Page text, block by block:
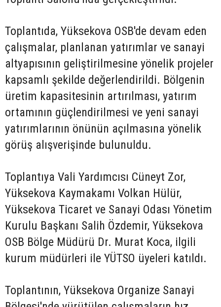
Toplantıda, Yüksekova OSB'de devam eden
çalışmalar, planlanan yatırımlar ve sanayi
altyapısının geliştirilmesine yönelik projeler
kapsamlı şekilde değerlendirildi. Bölgenin
üretim kapasitesinin artırılması, yatırım
ortamının güçlendirilmesi ve yeni sanayi
yatırımlarının önünün açılmasına yönelik
görüş alışverişinde bulunuldu.
Toplantıya Vali Yardımcısı Cüneyt Zor,
Yüksekova Kaymakamı Volkan Hülür,
Yüksekova Ticaret ve Sanayi Odası Yönetim
Kurulu Başkanı Salih Özdemir, Yüksekova
OSB Bölge Müdürü Dr. Murat Koca, ilgili
kurum müdürleri ile YÜTSO üyeleri katıldı.
Toplantının, Yüksekova Organize Sanayi